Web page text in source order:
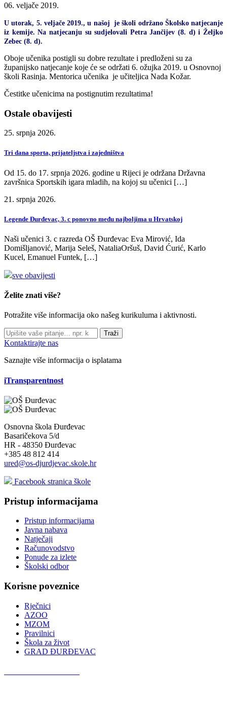
06. veljače 2019.
U utorak, 5. veljače 2019., u našoj je školi održano Školsko natjecanje
iz kemije. Na natjecanju su sudjelovali Petra Jančijev (8. d) i Željko
Zebec (8. d).
Oboje učenika postigli su dobre rezultate i predloženi su za
županijsko natjecanje koje će se održati 6. ožujka 2019. u Osnovnoj
školi Rasinja. Mentorica učenika je učiteljica Nada Kožar.
Čestitke učenicima na postignutim rezultatima!
Ostale obavijesti
25. srpnja 2026.
Tri dana sporta, prijateljstva i zajedništva
Od 15. do 17. srpnja 2026. godine u Rijeci je održana Državna
završnica Sportskih igara mladih, na kojoj su učenici […]
21. srpnja 2026.
Legende Đurđevac, 3. c ponovno među najboljima u Hrvatskoj
Naši učenici 3. c razreda OŠ Đurđevac Eva Mirović, Ida
Domišljanović, Marija Seleš, NataliaOršuš, David Ćurić, Karlo
Kucel, Emanuel Funtek, […]
sve obavijesti
Želite znati više?
Potražite više informacija oko našeg kurikuluma i aktivnosti.
Traži
Kontaktirajte nas
Saznajte više informacija o isplatama
iTransparentnost
Osnovna škola Đurđevac
Basaričekova 5/d
HR - 48350 Đurđevac
+385 48 812 414
ured@os-djurdjevac.skole.hr
Facebook stranica škole
Pristup informacijama
Pristup informacijama
Javna nabava
Natječaji
Računovodstvo
Ponude za izlete
Školski odbor
Korisne poveznice
Rječnici
AZOO
MZOM
Pravilnici
Škola za život
GRAD ĐURĐEVAC